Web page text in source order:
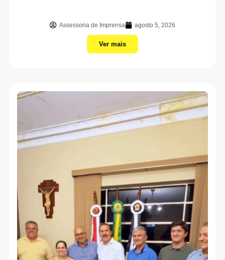
Assessoria de Imprensa agosto 5, 2026
Ver mais